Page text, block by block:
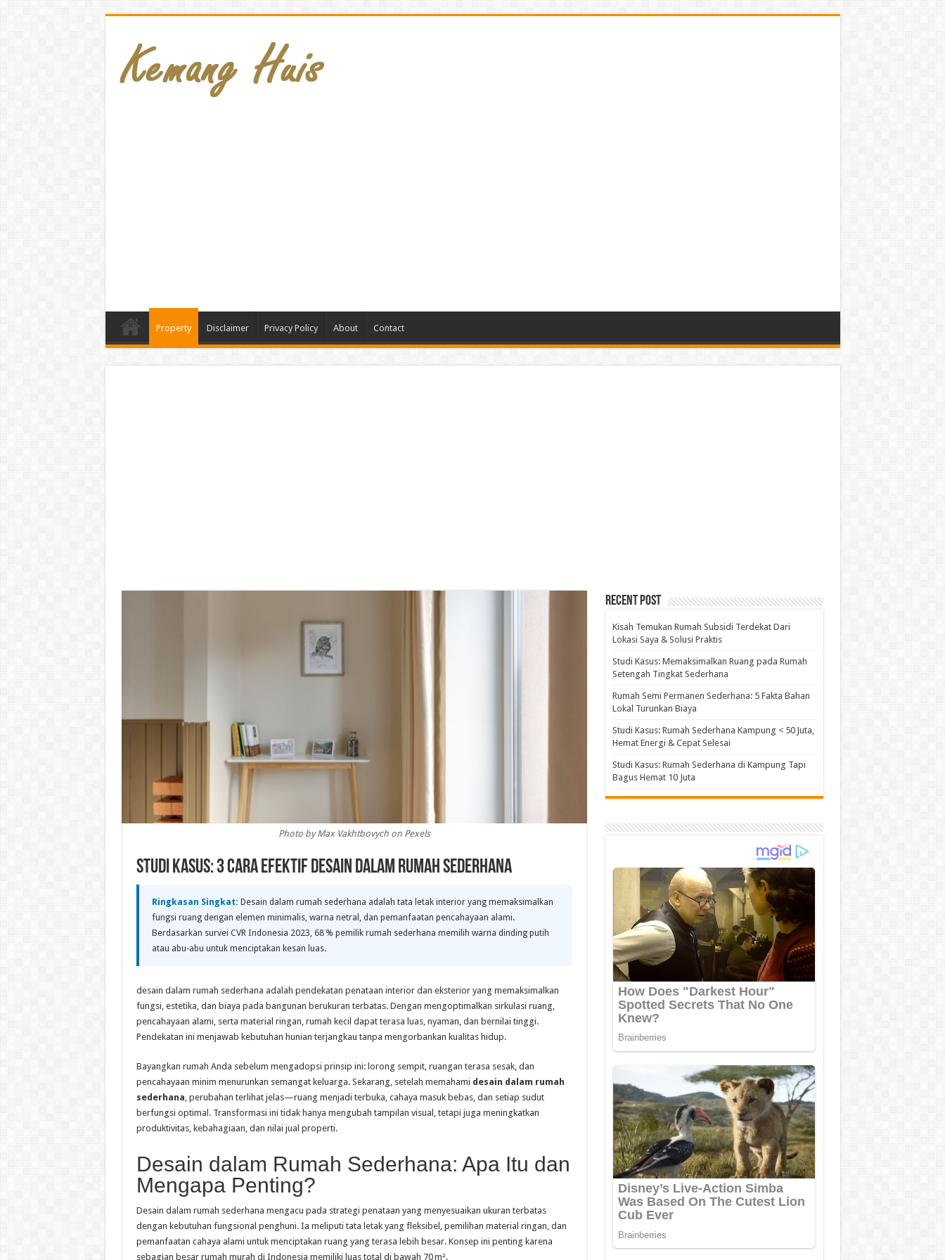
Property Disclaimer Privacy Policy About Contact
Photo by Max Vakhtbovych on Pexels
Studi Kasus: 3 Cara Efektif Desain dalam Rumah Sederhana
Ringkasan Singkat: Desain dalam rumah sederhana adalah tata letak interior yang memaksimalkan
fungsi ruang dengan elemen minimalis, warna netral, dan pemanfaatan pencahayaan alami.
Berdasarkan survei CVR Indonesia 2023, 68 % pemilik rumah sederhana memilih warna dinding putih
atau abu‑abu untuk menciptakan kesan luas.
desain dalam rumah sederhana adalah pendekatan penataan interior dan eksterior yang memaksimalkan
fungsi, estetika, dan biaya pada bangunan berukuran terbatas. Dengan mengoptimalkan sirkulasi ruang,
pencahayaan alami, serta material ringan, rumah kecil dapat terasa luas, nyaman, dan bernilai tinggi.
Pendekatan ini menjawab kebutuhan hunian terjangkau tanpa mengorbankan kualitas hidup.
Bayangkan rumah Anda sebelum mengadopsi prinsip ini: lorong sempit, ruangan terasa sesak, dan
pencahayaan minim menurunkan semangat keluarga. Sekarang, setelah memahami desain dalam rumah
sederhana, perubahan terlihat jelas—ruang menjadi terbuka, cahaya masuk bebas, dan setiap sudut
berfungsi optimal. Transformasi ini tidak hanya mengubah tampilan visual, tetapi juga meningkatkan
produktivitas, kebahagiaan, dan nilai jual properti.
Desain dalam Rumah Sederhana: Apa Itu dan
Mengapa Penting?
Desain dalam rumah sederhana mengacu pada strategi penataan yang menyesuaikan ukuran terbatas
dengan kebutuhan fungsional penghuni. Ia meliputi tata letak yang fleksibel, pemilihan material ringan, dan
pemanfaatan cahaya alami untuk menciptakan ruang yang terasa lebih besar. Konsep ini penting karena
sebagian besar rumah murah di Indonesia memiliki luas total di bawah 70 m².
Recent Post
Kisah Temukan Rumah Subsidi Terdekat Dari
Lokasi Saya & Solusi Praktis
Studi Kasus: Memaksimalkan Ruang pada Rumah
Setengah Tingkat Sederhana
Rumah Semi Permanen Sederhana: 5 Fakta Bahan
Lokal Turunkan Biaya
Studi Kasus: Rumah Sederhana Kampung < 50 Juta,
Hemat Energi & Cepat Selesai
Studi Kasus: Rumah Sederhana di Kampung Tapi
Bagus Hemat 10 Juta